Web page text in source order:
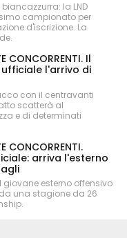
la LND
campionato per
d'iscrizione. La
CONCORRENTI. Il
ufficiale l'arrivo di
con il centravanti
scatterà al
e di determinati
CONCORRENTI.
arriva l'esterno
esterno offensivo
una stagione da 26